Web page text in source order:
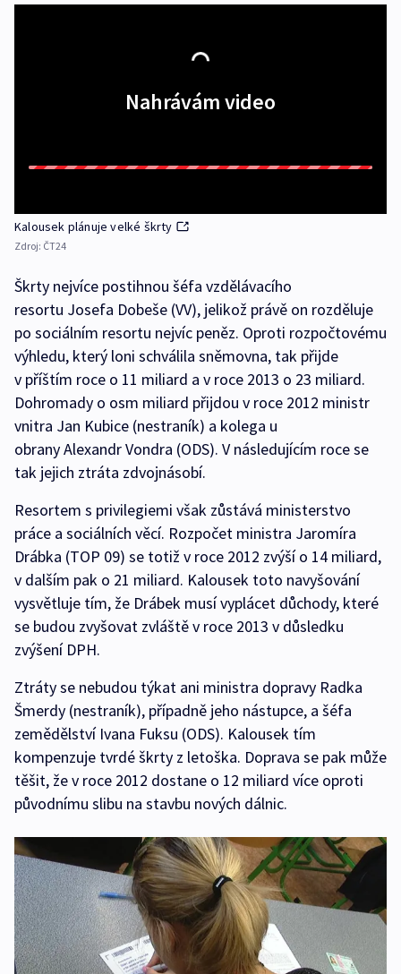
Nahrávám video
Kalousek plánuje velké škrty
Zdroj: ČT24
Škrty nejvíce postihnou šéfa vzdělávacího
resortu Josefa Dobeše (VV), jelikož právě on rozděluje
po sociálním resortu nejvíc peněz. Oproti rozpočtovému
výhledu, který loni schválila sněmovna, tak přijde
v příštím roce o 11 miliard a v roce 2013 o 23 miliard.
Dohromady o osm miliard přijdou v roce 2012 ministr
vnitra Jan Kubice (nestraník) a kolega u
obrany Alexandr Vondra (ODS). V následujícím roce se
tak jejich ztráta zdvojnásobí.
Resortem s privilegiemi však zůstává ministerstvo
práce a sociálních věcí. Rozpočet ministra Jaromíra
Drábka (TOP 09) se totiž v roce 2012 zvýší o 14 miliard,
v dalším pak o 21 miliard. Kalousek toto navyšování
vysvětluje tím, že Drábek musí vyplácet důchody, které
se budou zvyšovat zvláště v roce 2013 v důsledku
zvýšení DPH.
Ztráty se nebudou týkat ani ministra dopravy Radka
Šmerdy (nestraník), případně jeho nástupce, a šéfa
zemědělství Ivana Fuksu (ODS). Kalousek tím
kompenzuje tvrdé škrty z letoška. Doprava se pak může
těšit, že v roce 2012 dostane o 12 miliard více oproti
původnímu slibu na stavbu nových dálnic.